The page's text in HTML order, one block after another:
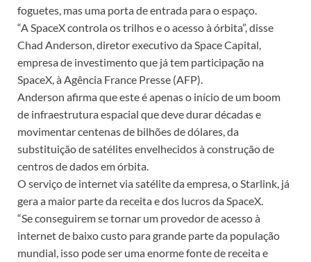
foguetes, mas uma porta de entrada para o espaço.
“A SpaceX controla os trilhos e o acesso à órbita”, disse
Chad Anderson, diretor executivo da Space Capital,
empresa de investimento que já tem participação na
SpaceX, à Agência France Presse (AFP).
Anderson afirma que este é apenas o início de um boom
de infraestrutura espacial que deve durar décadas e
movimentar centenas de bilhões de dólares, da
substituição de satélites envelhecidos à construção de
centros de dados em órbita.
O serviço de internet via satélite da empresa, o Starlink, já
gera a maior parte da receita e dos lucros da SpaceX.
“Se conseguirem se tornar um provedor de acesso à
internet de baixo custo para grande parte da população
mundial, isso pode ser uma enorme fonte de receita e